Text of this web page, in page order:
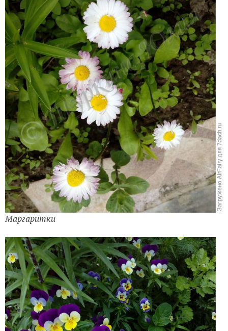
Анютины глазки